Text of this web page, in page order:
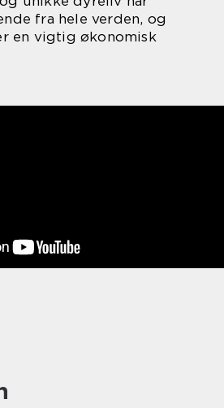
fra hele verden, og
en vigtig økonomisk